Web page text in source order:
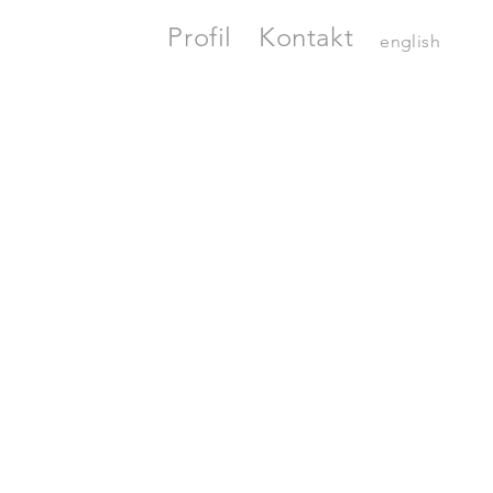
Profil Kontakt english